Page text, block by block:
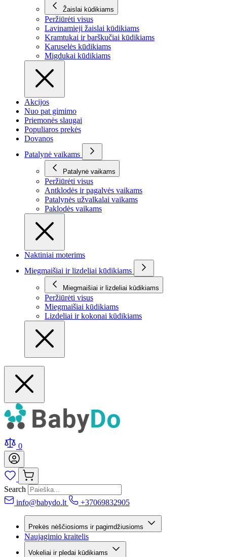
Žaislai kūdikiams
Peržiūrėti visus
Lavinamieji žaislai kūdikiams
Kramtukai ir barškučiai kūdikiams
Karuselės kūdikiams
Migdukai kūdikiams
Akcijos
Nuo pat gimimo
Priemonės slaugai
Populiaros prekės
Dovanos
Patalynė vaikams
Patalynė vaikams
Peržiūrėti visus
Antklodės ir pagalvės vaikams
Patalynės užvalkalai vaikams
Paklodės vaikams
Naktiniai moterims
Miegmaišiai ir lizdeliai kūdikiams
Miegmaišiai ir lizdeliai kūdikiams
Peržiūrėti visus
Miegmaišiai kūdikiams
Lizdeliai ir kokonai kūdikiams
0
Search
info@babydo.lt
+37069832905
Prekės nėščiosioms ir pagimdžiusioms
Naujagimio kraitelis
Vokeliai ir pledai kūdikiams